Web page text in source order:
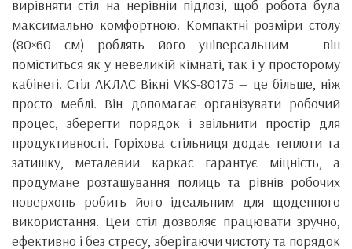
вирівняти стіл на нерівній підлозі, щоб робота була
максимально комфортною. Компактні розміри столу
(80×60 см) роблять його універсальним — він
поміститься як у невеликій кімнаті, так і у просторому
кабінеті. Стіл АКЛАС Вікні VKS-80175 — це більше, ніж
просто меблі. Він допомагає організувати робочий
процес, зберегти порядок і звільнити простір для
продуктивності. Горіхова стільниця додає теплоти та
затишку, металевий каркас гарантує міцність, а
продумане розташування полиць та рівнів робочих
поверхонь робить його ідеальним для щоденного
використання. Цей стіл дозволяє працювати зручно,
ефективно і без стресу, зберігаючи чистоту та порядок